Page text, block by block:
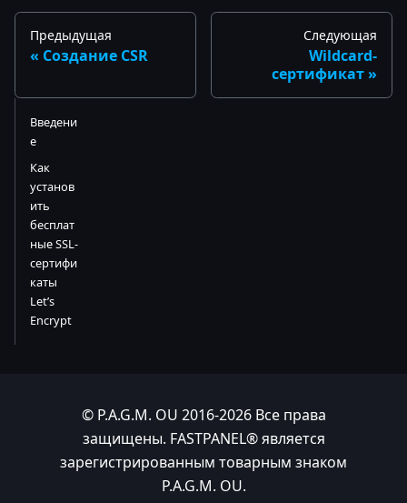
Предыдущая
Создание CSR
Следующая
Wildcard-
сертификат
Введени
е
Как
установ
ить
бесплат
ные SSL-
сертифи
каты
Let’s
Encrypt
© P.A.G.M. OU 2016-2026 Все права
защищены. FASTPANEL® является
зарегистрированным товарным знаком
P.A.G.M. OU.